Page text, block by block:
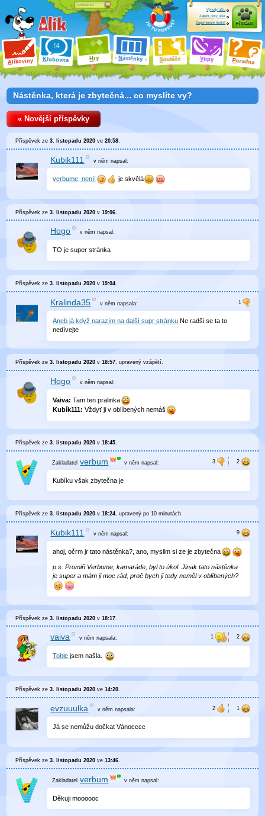
Alíkoviny Klubovna Hry Nástěnky Soutěže Vtipy Poradna
Výhody účtu
Založit nový účet
Zapomenuté heslo?
Přihlásit
Nástěnka, která je zbytečná... co myslíte vy?
« Novější příspěvky
Příspěvek ze3. listopadu 2020 ve20:58.
Kubik111 v němnapsal:
verbume, není! je skvělá
Příspěvek ze3. listopadu 2020 v19:06
Hogo v němnapsal:
TO je super stránka
Příspěvek ze3. listopadu 2020 v19:04
Kralinda35 v němnapsala:
Aneb já když narazím na další supr stránku Ne radši se ta to
nedívejte
Příspěvek ze3. listopadu 2020 v18:57, upravenývzápětí.
Hogo v němnapsal:
Vaiva: Tam ten pralinka
Kubík111: Vždyť ji v oblíbených nemáš
Příspěvek ze3. listopadu 2020 v18:45.
verbum v něm napsal:
Kubíku však zbytečna je
Příspěvek ze3. listopadu 2020 v18:24, upravenýpo 10 minutách.
Kubik111 v němnapsal:
ahoj, očrm jr tato nástěnka?, ano, myslim si ze je zbytečna
p.s. Promiň Verbume, kamaráde, byl to úkol. Jinak tato nástěnka
je super a mám ji moc rád, proč bych ji tedy neměl v oblíbených?
Příspěvek ze3. listopadu 2020 v18:17
vaiva v němnapsala:
Tohle jsem našla.
Příspěvek ze3. listopadu 2020 ve14:20
evzuuulka v němnapsala:
Já se nemůžu dočkat Vánocccc
Příspěvek ze3. listopadu 2020 ve13:46.
verbum v něm napsal:
Děkuji moooooc